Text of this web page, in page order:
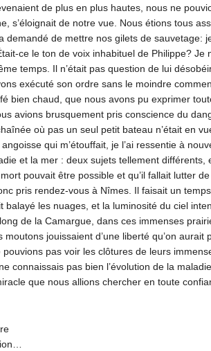
de plus en plus hautes, nous ne
s’éloignait de notre vue. Nous étions tous
demandé de mettre nos gilets de sauvetage:
ce le ton de voix inhabituel de Philippe? Je
temps. Il n’était pas question de lui
exécuté son ordre sans le moindre
bien chaud, que nous avons pu exprimer
avions brusquement pris conscience du
où pas un seul petit bateau n’était en
qui m’étouffait, je l’ai ressentie à
et la mer : deux sujets tellement différents,
pouvait être possible et qu’il fallait lutter
pris rendez-vous à Nîmes. Il faisait un
balayé les nuages, et la luminosité du ciel
de la Camargue, dans ces immenses
moutons jouissaient d’une liberté qu’on
pas voir les clôtures de leurs
connaissais pas bien l’évolution de la
que nous allions chercher en toute